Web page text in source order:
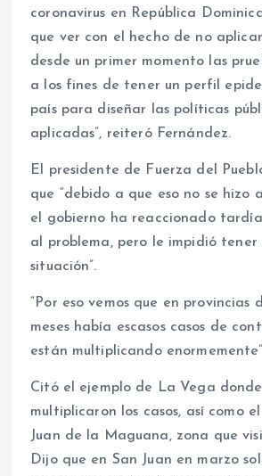
coronavirus en República
que ver con el hecho de no
desde un primer momento las
a los fines de tener un perfil
país para diseñar las políticas
aplicadas”, reiteró Fernández.
El presidente de Fuerza del
que “debido a que eso no se
el gobierno ha reaccionado
al problema, pero le impidió
situación”.
“Por eso vemos que en provincias
meses había escasos casos de
están multiplicando
Citó el ejemplo de La Vega
multiplicaron los casos, así como
Juan de la Maguana, zona que
Dijo que en San Juan en marzo